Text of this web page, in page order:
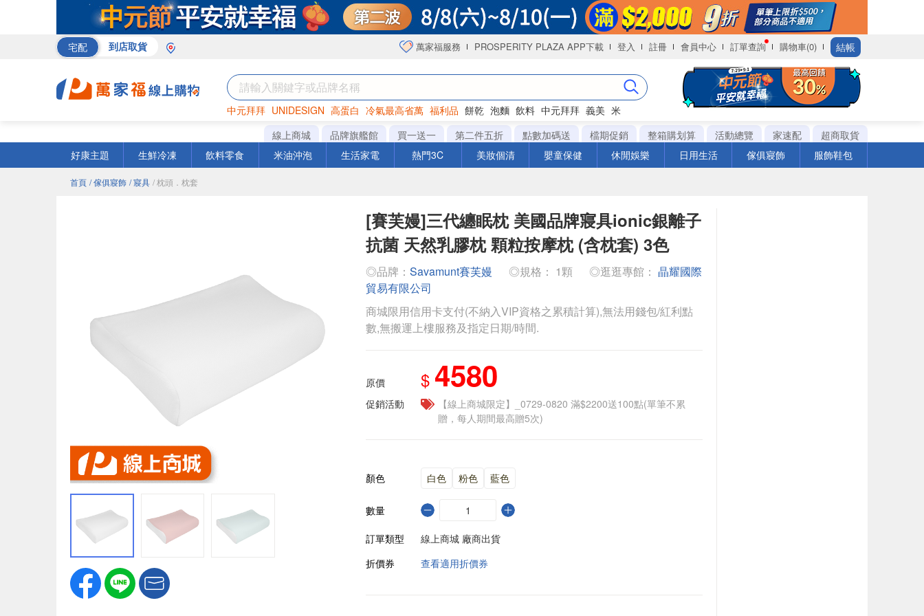
宅配 到店取貨 萬家福服務 PROSPERITY PLAZA APP下載 登入 註冊 會員中心 訂單查詢 購物車(0) 結帳
中元拜拜 UNIDESIGN 高蛋白 冷氣最高省萬 福利品 餅乾 泡麵 飲料 中元拜拜 義美 米
罐頭 海苔 洋芋片
線上商城 品牌旗艦館 買一送一 第二件五折 點數加碼送 檔期促銷 整箱購划算 活動總覽 家速配
超商取貨
好康主題
生鮮冷凍 飲料零食 米油沖泡 生活家電 熱門3C 美妝個清 嬰童保健 休閒娛樂 日用生活 傢俱寢飾 服飾鞋包
首頁 / 傢俱寢飾 / 寢具 / 枕頭．枕套
[賽芙嫚]三代纏眠枕 美國品牌寢具ionic銀離子
抗菌 天然乳膠枕 顆粒按摩枕 (含枕套) 3色
◎品牌： Savamunt賽芙嫚 ◎規格： 1顆 ◎逛逛專館： 晶耀國際
貿易有限公司
商城限用信用卡支付(不納入VIP資格之累積計算),無法用錢包/紅利點
數,無搬運上樓服務及指定日期/時間.
原價 $ 4580
促銷活動
【線上商城限定】_0729-0820 滿$2200送100點(單筆不累
贈，每人期間最高贈5次)
顏色 白色 粉色 藍色
數量
訂單類型
線上商城 廠商出貨
折價券
查看適用折價券